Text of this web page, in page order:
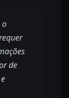
o
de